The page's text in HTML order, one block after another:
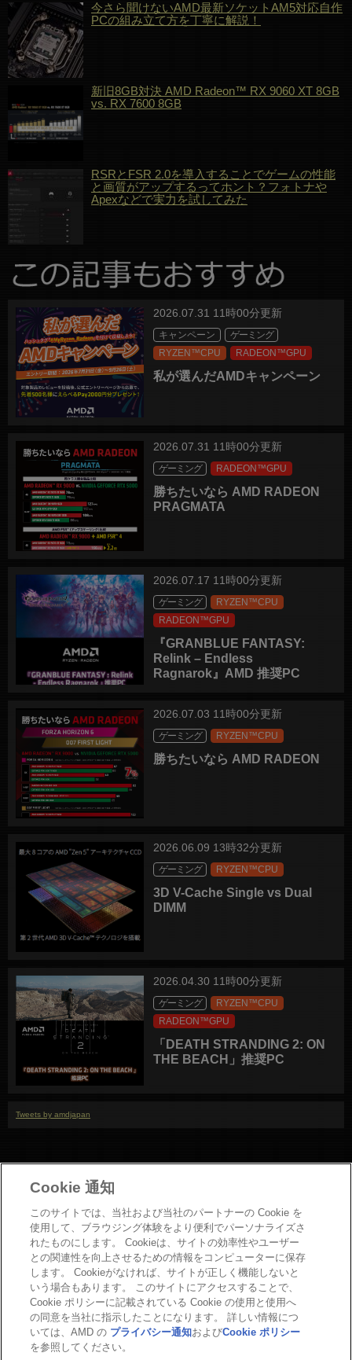
今さら聞けないAMD最新ソケットAM5対応自作
PCの組み立て方を丁寧に解説！
新旧8GB対決 AMD Radeon™ RX 9060 XT 8GB
vs. RX 7600 8GB
RSRとFSR 2.0を導入することでゲームの性能
と画質がアップするってホント？フォトナや
Apexなどで実力を試してみた
2026.07.31 11時00分更新
キャンペーン
ゲーミング
RYZEN™CPU
RADEON™GPU
私が選んだAMDキャンペーン
2026.07.31 11時00分更新
ゲーミング RADEON™GPU
勝ちたいなら AMD RADEON
PRAGMATA
2026.07.17 11時00分更新
ゲーミング
RYZEN™CPU
RADEON™GPU
『GRANBLUE FANTASY:
Relink – Endless
Ragnarok』AMD 推奨PC
2026.07.03 11時00分更新
ゲーミング RYZEN™CPU
勝ちたいなら AMD RADEON
2026.06.09 13時32分更新
ゲーミング RYZEN™CPU
3D V-Cache Single vs Dual
DIMM
2026.04.30 11時00分更新
ゲーミング
RYZEN™CPU
RADEON™GPU
「DEATH STRANDING 2: ON
THE BEACH」推奨PC
Tweets by amdjapan
お問い合わせ
Copyright
プライバシーポリシー
Cookieポリシー
商標について
Cookie 通知
このサイトでは、当社および当社のパートナーの Cookie を
使用して、ブラウジング体験をより便利でパーソナライズさ
れたものにします。 Cookieは、サイトの効率性やユーザー
との関連性を向上させるための情報をコンピューターに保存
します。 Cookieがなければ、サイトが正しく機能しないと
いう場合もあります。 このサイトにアクセスすることで、
Cookie ポリシーに記載されている Cookie の使用と使用へ
の同意を当社に指示したことになります。 詳しい情報につ
いては、AMD の プライバシー通知およびCookie ポリシー
を参照してください。